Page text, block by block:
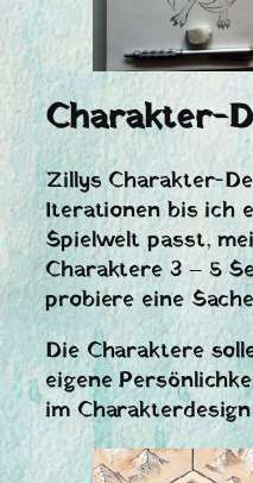
Charakter-
Zillys Charakter-
Iterationen bis ich
Spielwelt passt,
Charaktere 3 – 5
probiere eine
Die Charaktere
eigene
im